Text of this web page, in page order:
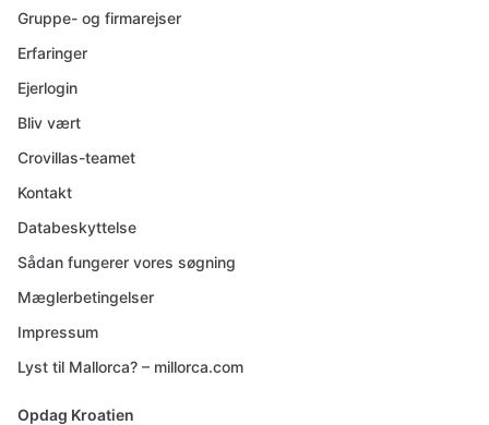
Gruppe- og firmarejser
Erfaringer
Ejerlogin
Bliv vært
Crovillas-teamet
Kontakt
Databeskyttelse
Sådan fungerer vores søgning
Mæglerbetingelser
Impressum
Lyst til Mallorca? – millorca.com
Opdag Kroatien